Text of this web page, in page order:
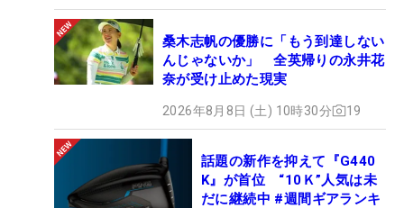
桑木志帆の優勝に「もう到達しない
んじゃないか」 全英帰りの永井花
奈が受け止めた現実
2026年8月8日 (土) 10時30分 19
話題の新作を抑えて『G440
K』が首位 “10Ｋ”人気は未
だに継続中 #週間ギアランキ